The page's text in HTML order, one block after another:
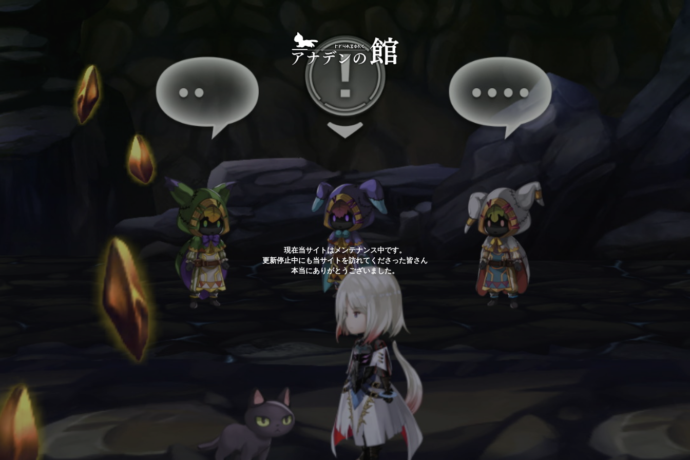
現在当サイトはメンテナンス中です。
更新停止中にも当サイトを訪れてくださった皆さん
本当にありがとうございました。